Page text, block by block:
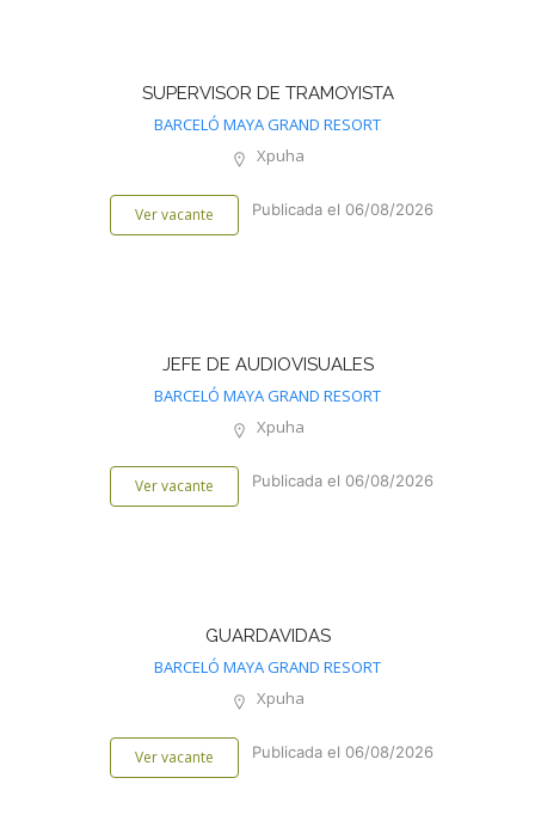
SUPERVISOR DE TRAMOYISTA
BARCELÓ MAYA GRAND RESORT
Xpuha
Ver vacante Publicada el 06/08/2026
JEFE DE AUDIOVISUALES
BARCELÓ MAYA GRAND RESORT
Xpuha
Ver vacante Publicada el 06/08/2026
GUARDAVIDAS
BARCELÓ MAYA GRAND RESORT
Xpuha
Ver vacante Publicada el 06/08/2026